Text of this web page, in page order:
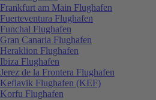
Frankfurt am Main Flughafen
Fuerteventura Flughafen
Funchal Flughafen
Gran Canaria Flughafen
Heraklion Flughafen
Ibiza Flughafen
Jerez de la Frontera Flughafen
Keflavik Flughafen (KEF)
Korfu Flughafen